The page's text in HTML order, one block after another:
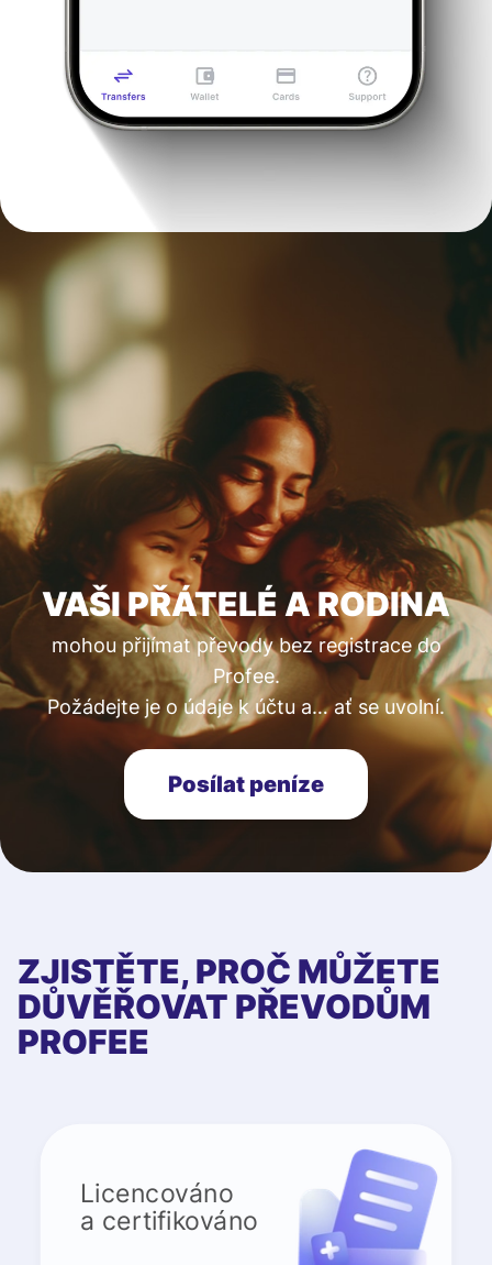
VAŠI PŘÁTELÉ A RODINA
mohou přijímat převody bez registrace do
Profee.
Požádejte je o údaje k účtu a… ať se uvolní.
Posílat peníze
ZJISTĚTE, PROČ MŮŽETE
DŮVĚŘOVAT PŘEVODŮM
PROFEE
Licencováno
a certifikováno